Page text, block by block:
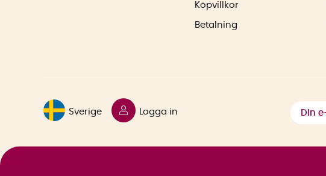
Köpvillkor
Betalning
Sverige Logga in